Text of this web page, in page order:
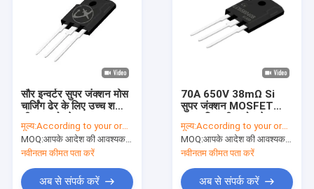
सौर इन्वर्टर सुपर जंक्शन मोस
चार्जिंग ढेर के लिए उच्च शक्ति
मूल्य:According to your order requirement
MOQ:आपके आदेश की आवश्यकता के अनुसार
नवीनतम कीमत पता करें
अब से संपर्क करें
70A 650V 38mΩ Si
सुपर जंक्शन MOSFET
मूल्य:According to your order requirement
MOQ:आपके आदेश की आवश्यकता के अनुसार
नवीनतम कीमत पता करें
अब से संपर्क करें